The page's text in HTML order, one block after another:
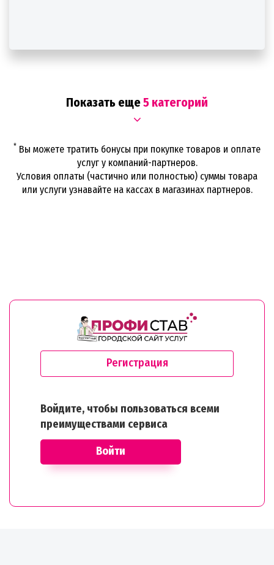
Показать еще5 категорий
* Вы можете тратить бонусы при покупке товаров и оплате
услуг у компаний-партнеров.
Условия оплаты (частично или полностью) суммы товара
или услуги узнавайте на кассах в магазинах партнеров.
Регистрация
Войдите, чтобы пользоваться всеми
преимуществами сервиса
Войти